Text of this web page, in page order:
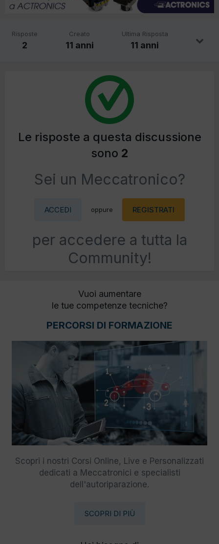
Risposte
2
Creato
11 anni
Ultima Risposta
11 anni
Le risposte a questa discussione
sono 2
Sei un Meccatronico?
ACCEDI oppure REGISTRATI
per accedere a tutta la
Community!
Vuoi aumentare
le tue competenze tecniche?
PERCORSI DI FORMAZIONE
Scopri i nostri Corsi Online, Live e Personalizzati
dedicati a Meccatronici e specialisti
dell'autoriparazione.
SCOPRI DI PIÙ